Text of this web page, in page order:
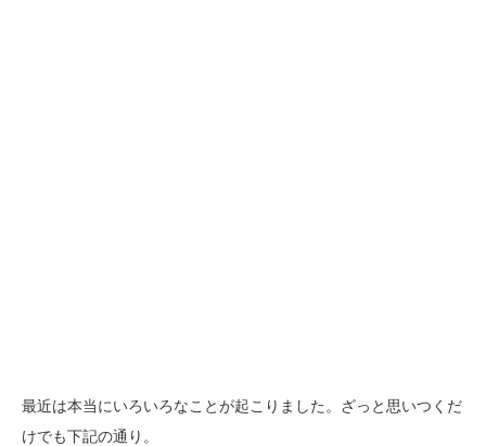
最近は本当にいろいろなことが起こりました。ざっと思いつくだ
けでも下記の通り。